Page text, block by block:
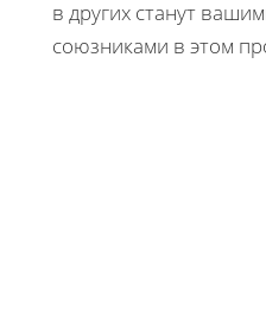
в других станут
союзниками в этом